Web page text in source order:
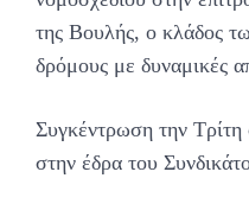
της Βουλής, ο κλάδος
δρόμους με δυναμικές
Συγκέντρωση την
στην έδρα του